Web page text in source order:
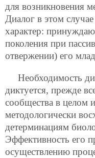
для возникновения
Диалог в этом
характер:
поколения при
отвержении) его
Необходимость
диктуется, прежде
сообщества в целом
методологически
детерминациям
Эффективность его
осуществлению